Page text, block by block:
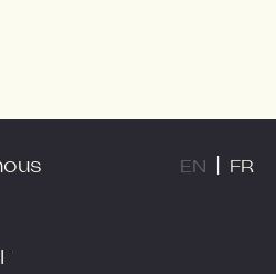
EN FR